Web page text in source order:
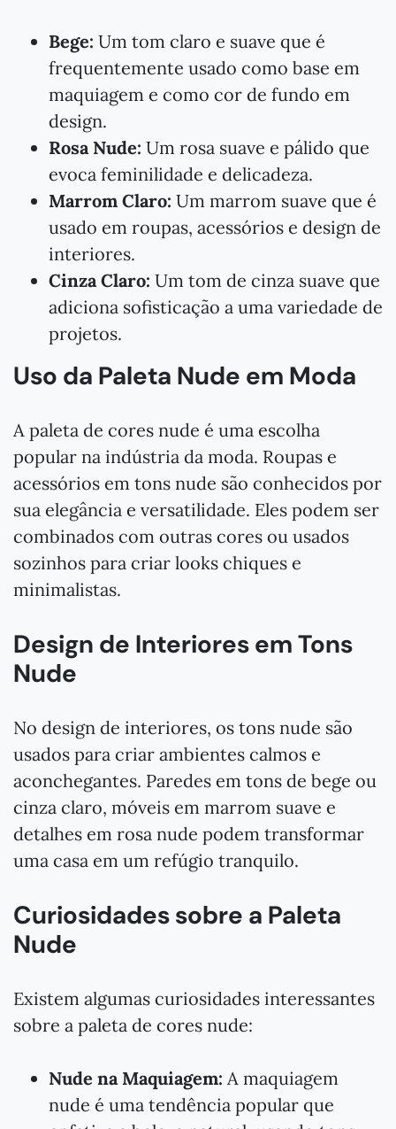
Bege: Um tom claro e suave que é
frequentemente usado como base em
maquiagem e como cor de fundo em
design.
Rosa Nude: Um rosa suave e pálido que
evoca feminilidade e delicadeza.
Marrom Claro: Um marrom suave que é
usado em roupas, acessórios e design de
interiores.
Cinza Claro: Um tom de cinza suave que
adiciona sofisticação a uma variedade de
projetos.
Uso da Paleta Nude em Moda
A paleta de cores nude é uma escolha
popular na indústria da moda. Roupas e
acessórios em tons nude são conhecidos por
sua elegância e versatilidade. Eles podem ser
combinados com outras cores ou usados
sozinhos para criar looks chiques e
minimalistas.
Design de Interiores em Tons
Nude
No design de interiores, os tons nude são
usados para criar ambientes calmos e
aconchegantes. Paredes em tons de bege ou
cinza claro, móveis em marrom suave e
detalhes em rosa nude podem transformar
uma casa em um refúgio tranquilo.
Curiosidades sobre a Paleta
Nude
Existem algumas curiosidades interessantes
sobre a paleta de cores nude:
Nude na Maquiagem: A maquiagem
nude é uma tendência popular que